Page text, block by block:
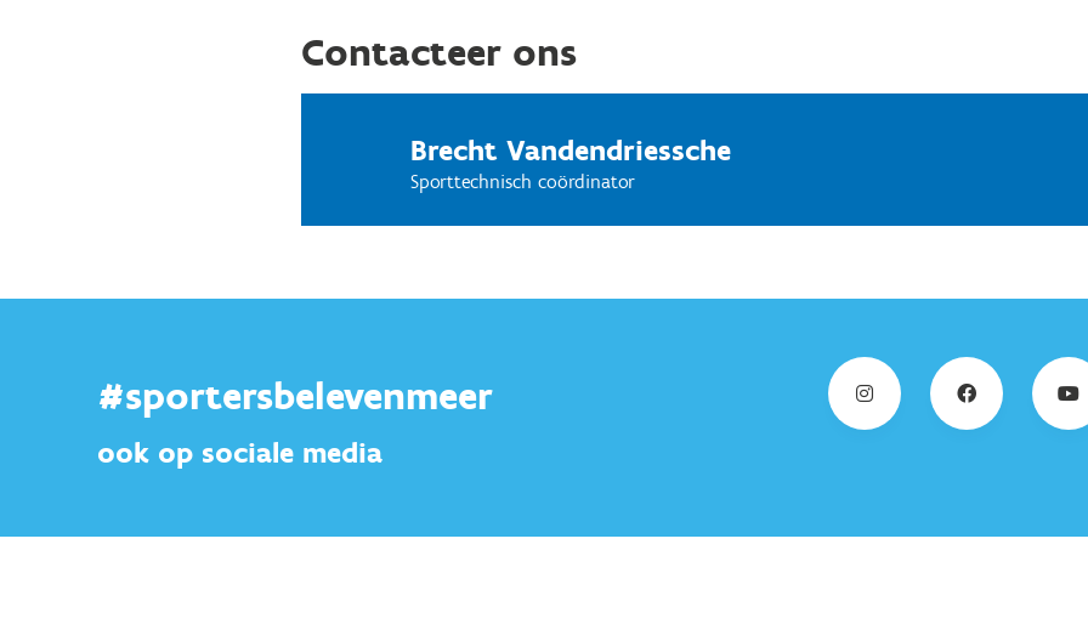
Contacteer ons
Brecht Vandendriessche
Sporttechnisch coördinator
#sportersbelevenmeer
ook op sociale media